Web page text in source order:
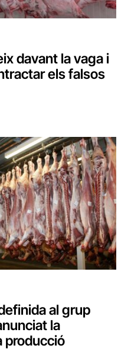
davant la vaga i
els falsos
al grup
la
producció